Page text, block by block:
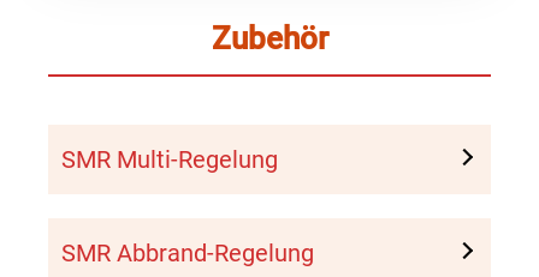
Zubehör
SMR Multi-Regelung
SMR Abbrand-Regelung